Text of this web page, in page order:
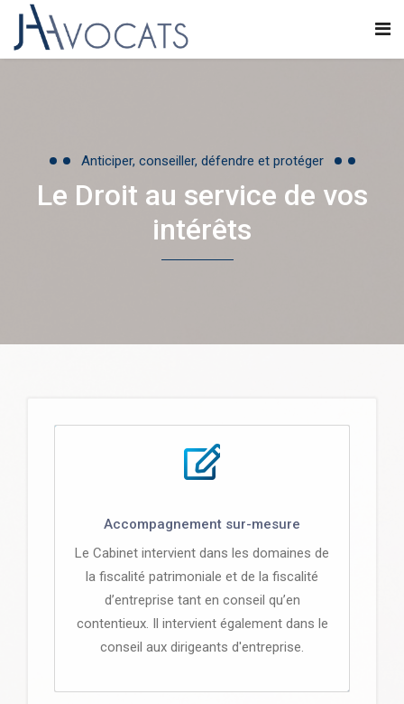
Anticiper, conseiller, défendre et protéger
Le Droit au service de vos
intérêts
Accompagnement sur-mesure
Le Cabinet intervient dans les domaines de
la fiscalité patrimoniale et de la fiscalité
d’entreprise tant en conseil qu’en
contentieux. Il intervient également dans le
conseil aux dirigeants d'entreprise.